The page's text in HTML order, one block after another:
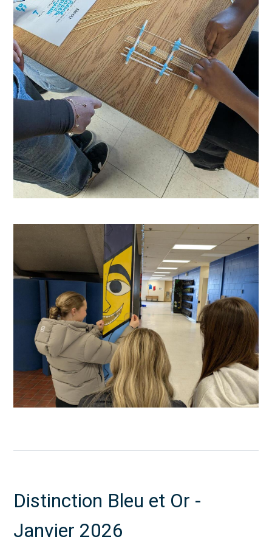
Distinction Bleu et Or -
Janvier 2026